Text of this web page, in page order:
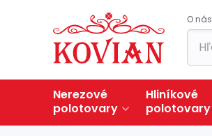
O nás
Nerezové
polotovary
Hliníkové
polotovary